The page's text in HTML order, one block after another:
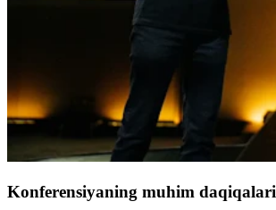
Konferensiyaning muhim daqiqalari